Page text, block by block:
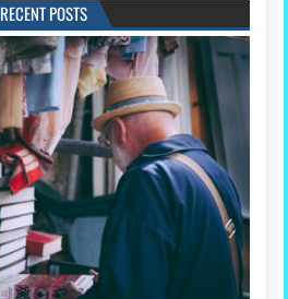
RECENT POSTS